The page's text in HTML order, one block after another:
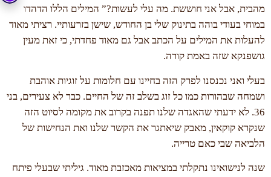
מהבית, אבל אני חוששת. מה עלי לעשות?” המילים הללו הדהדו
במוחי בעודי בוהה בתינוק שלי בן החודש, שישן בזרעותיי. רציתי מאוד
להעלות את המילים על הכתב אבל גם מאוד פחדתי, כי זאת מעין
גושפנקא שזה באמת קורה.
בעלי ואני נכנסנו לפרק הזה בחיינו עם חלומות על זוגיות אוהבת
ושמחה שבהורות כמו כל זוג בשלב זה של החיים. כבר לא צעירים, בני
36. לא ידעתי שהאגדה שלנו תפנה בקרוב את מקומה לסיוט הזה
שנקרא קוקאין, מאבק שיאתגר את הקשר שלנו ואת הנחישות של
הלביאה שבי כאם טרייה.
שנה לנישואינו נתקלתי במציאות מאכזבת מאוד. גיליתי שבעלי פיתח